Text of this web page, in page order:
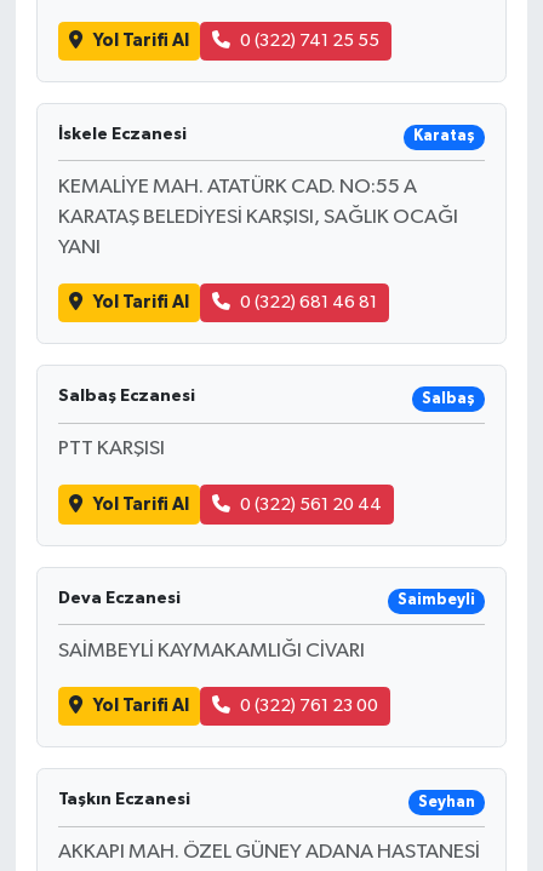
Yol Tarifi Al 0 (322) 741 25 55
İskele Eczanesi Karataş
KEMALİYE MAH. ATATÜRK CAD. NO:55 A
KARATAŞ BELEDİYESİ KARŞISI, SAĞLIK OCAĞI
YANI
Yol Tarifi Al 0 (322) 681 46 81
Salbaş Eczanesi Salbaş
PTT KARŞISI
Yol Tarifi Al 0 (322) 561 20 44
Deva Eczanesi Saimbeyli
SAİMBEYLİ KAYMAKAMLIĞI CİVARI
Yol Tarifi Al 0 (322) 761 23 00
Taşkın Eczanesi Seyhan
AKKAPI MAH. ÖZEL GÜNEY ADANA HASTANESİ